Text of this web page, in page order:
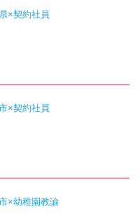
×契約社員
×契約社員
×幼稚園教諭